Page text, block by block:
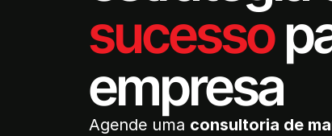
sucesso
empresa
Agende uma consultoria de